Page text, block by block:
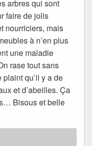
arbres qui sont
faire de jolis
nourriciers, mais
à n’en plus
une maladie
rase tout sans
qu’il y a de
et d’abeilles. Ça
Bisous et belle